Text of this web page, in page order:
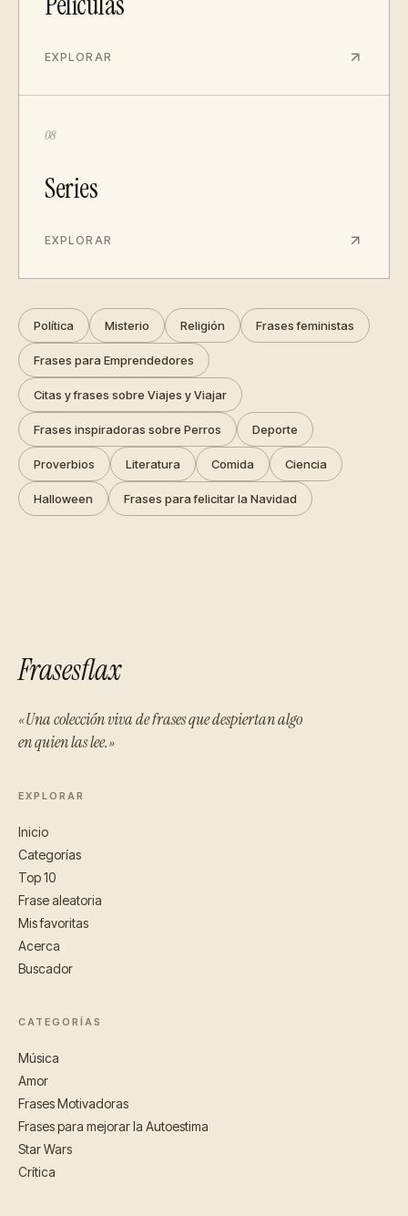
EXPLORAR
08
Series
EXPLORAR
Política Misterio Religión Frases feministas
Frases para Emprendedores
Citas y frases sobre Viajes y Viajar
Frases inspiradoras sobre Perros Deporte
Proverbios Literatura Comida Ciencia
Halloween Frases para felicitar la Navidad
Frasesflax
«Una colección viva de frases que despiertan algo
en quien las lee.»
EXPLORAR
Inicio
Categorías
Top 10
Frase aleatoria
Mis favoritas
Acerca
Buscador
CATEGORÍAS
Música
Amor
Frases Motivadoras
Frases para mejorar la Autoestima
Star Wars
Crítica